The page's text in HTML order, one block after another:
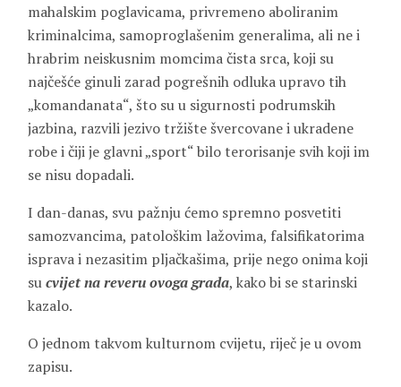
mahalskim poglavicama, privremeno aboliranim
kriminalcima, samoproglašenim generalima, ali ne i
hrabrim neiskusnim momcima čista srca, koji su
najčešće ginuli zarad pogrešnih odluka upravo tih
„komandanata“, što su u sigurnosti podrumskih
jazbina, razvili jezivo tržište švercovane i ukradene
robe i čiji je glavni „sport“ bilo terorisanje svih koji im
se nisu dopadali.
I dan-danas, svu pažnju ćemo spremno posvetiti
samozvancima, patološkim lažovima, falsifikatorima
isprava i nezasitim pljačkašima, prije nego onima koji
sucvijet na reveru ovoga grada, kako bi se starinski
kazalo.
O jednom takvom kulturnom cvijetu, riječ je u ovom
zapisu.